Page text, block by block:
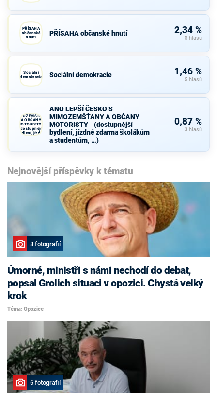
PŘÍSAHA
občanské
hnutí
PŘÍSAHA občanské hnutí 2,34 %
8 hlasů
Sociální
demokracie
Sociální demokracie 1,46 %
5 hlasů
MIMOZEMŠŤANY
A OBČANY
MOTORISTY -
(dostupnější
bydlení, jízdné
zdarma školákům
ANO LEPŠÍ ČESKO S
MIMOZEMŠŤANY A OBČANY
MOTORISTY - (dostupnější
bydlení, jízdné zdarma školákům
a studentům, …)
0,87 %
3 hlasů
Nejnovější příspěvky k tématu
8 fotografií
Úmorné, ministři s námi nechodí do debat,
popsal Grolich situaci v opozici. Chystá velký
krok
Téma: Opozice
6 fotografií